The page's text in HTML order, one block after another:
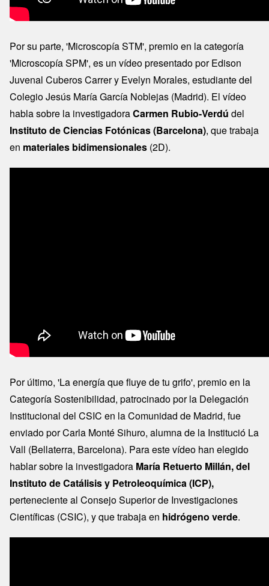
Por su parte, 'Microscopía STM', premio en la categoría
'Microscopía SPM', es un vídeo presentado por Edison
Juvenal Cuberos Carrer y Evelyn Morales, estudiante del
Colegio Jesús María García Noblejas (Madrid). El vídeo
habla sobre la investigadoraCarmen Rubio-Verdú del
Instituto de Ciencias Fotónicas (Barcelona), que trabaja
en materiales bidimensionales (2D).
Por último, 'La energía que fluye de tu grifo', premio en la
Categoría Sostenibilidad, patrocinado por la Delegación
Institucional del CSIC en la Comunidad de Madrid, fue
enviado por Carla Monté Sihuro, alumna de la Institució La
Vall (Bellaterra, Barcelona). Para este vídeo han elegido
hablar sobre la investigadora María Retuerto Millán, del
Instituto de Catálisis y Petroleoquímica (ICP),
perteneciente al Consejo Superior de Investigaciones
Científicas (CSIC), y que trabaja en hidrógeno verde.